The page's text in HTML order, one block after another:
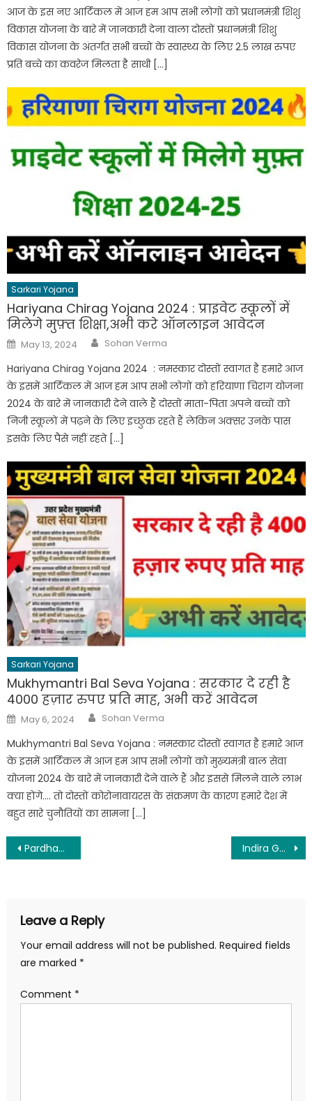
आज के इस नए आर्टिकल में आज हम आप सभी लोगों को प्रधानमंत्री शिशु
विकास योजना के बारे में जानकारी देना वाला दोस्तों प्रधानमंत्री शिशु
विकास योजना के अंतर्गत सभी बच्चों के स्वास्थ्य के लिए 2.5 लाख रुपए
प्रति बच्चे का कवरेज मिलता है साथी […]
Sarkari Yojana
Hariyana Chirag Yojana 2024 : प्राइवेट स्कूलों में
मिलेगे मुफ़्त शिक्षा,अभी करे ऑनलाइन आवेदन
Posted
on
May 13, 2024 Author
Sohan Verma
Hariyana Chirag Yojana 2024 : नमस्कार दोस्तों स्वागत है हमारे आज
के इसमें आर्टिकल में आज हम आप सभी लोगों को हरियाणा चिराग योजना
2024 के बारे में जानकारी देने वाले हैं दोस्तों माता-पिता अपने बच्चों को
निजी स्कूलों में पढ़ने के लिए इच्छुक रहते हैं लेकिन अक्सर उनके पास
इसके लिए पैसे नहीं रहते […]
Sarkari Yojana
Mukhymantri Bal Seva Yojana : सरकार दे रही है
4000 हज़ार रुपए प्रति माह, अभी करें आवेदन
Posted
on
May 6, 2024 Author
Sohan Verma
Mukhymantri Bal Seva Yojana : नमस्कार दोस्तों स्वागत है हमारे आज
के इसमें आर्टिकल में आज हम आप सभी लोगों को मुख्यमंत्री बाल सेवा
योजना 2024 के बारे में जानकारी देने वाले हैं और इससे मिलने वाले लाभ
क्या होंगे…. तो दोस्तों कोरोनावायरस के संक्रमण के कारण हमारे देश में
बहुत सारे चुनौतियों का सामना […]
Post
Pardhanmantri Vishwakarma Yojana 2024 : सभी राज्यों के लोगों को सरकार दे रही है 15000 हज़ार रुपए महीना, अभी करे आवेदन Indira Gandhi Awas Yojana List 2024 : इंदिरा गांधी आवास योजना 2024 नया लिस्ट हुआ जारी, यहां से देखें नई सूची
Leave a Reply
Your email address will not be published. Required fields
are marked *
Comment *